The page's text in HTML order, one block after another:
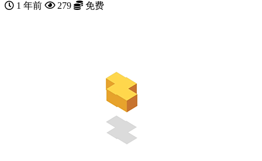
1 年前 279 免费